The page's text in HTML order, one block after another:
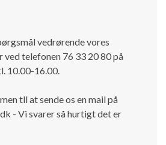
vedrørende vores
telefonen 76 33 20 80 på
10.00-16.00.
tll at sende os en mail på
- Vi svarer så hurtigt det er